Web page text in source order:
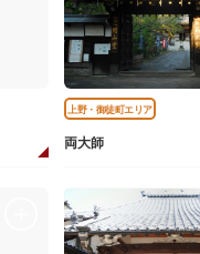
上野・御徒町エリア
両大師